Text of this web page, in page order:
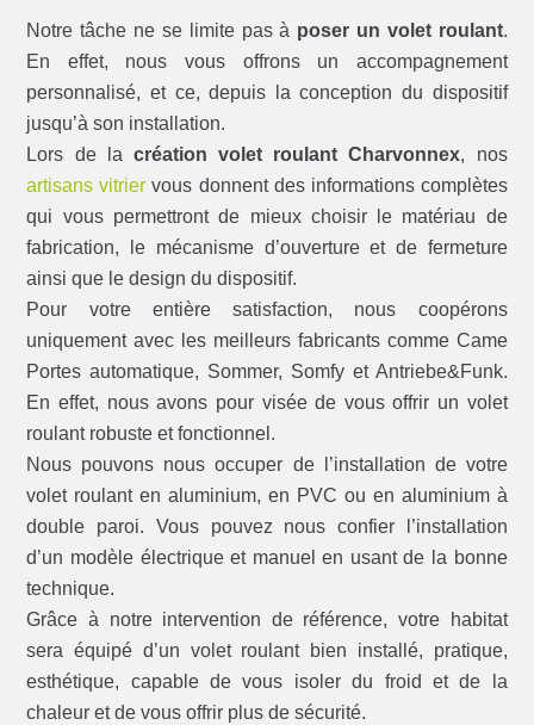
Notre tâche ne se limite pas à poser un volet roulant.
En effet, nous vous offrons un accompagnement
personnalisé, et ce, depuis la conception du dispositif
jusqu’à son installation.
Lors de la création volet roulant Charvonnex, nos
artisans vitrier vous donnent des informations complètes
qui vous permettront de mieux choisir le matériau de
fabrication, le mécanisme d’ouverture et de fermeture
ainsi que le design du dispositif.
Pour votre entière satisfaction, nous coopérons
uniquement avec les meilleurs fabricants comme Came
Portes automatique, Sommer, Somfy et Antriebe&Funk.
En effet, nous avons pour visée de vous offrir un volet
roulant robuste et fonctionnel.
Nous pouvons nous occuper de l’installation de votre
volet roulant en aluminium, en PVC ou en aluminium à
double paroi. Vous pouvez nous confier l’installation
d’un modèle électrique et manuel en usant de la bonne
technique.
Grâce à notre intervention de référence, votre habitat
sera équipé d’un volet roulant bien installé, pratique,
esthétique, capable de vous isoler du froid et de la
chaleur et de vous offrir plus de sécurité.